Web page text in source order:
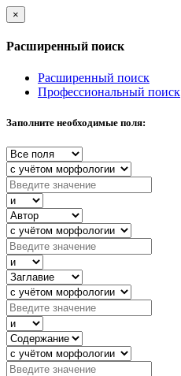
×
Расширенный поиск
Расширенный поиск
Профессиональный поиск
Заполните необходимые поля: